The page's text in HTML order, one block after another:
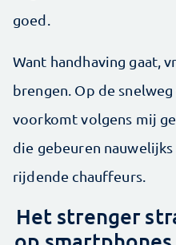
goed.
Want hand­having gaat,
brengen. Op de
voorkomt volgens mij
die gebeuren
rijdende chauffeurs.
Het strenger